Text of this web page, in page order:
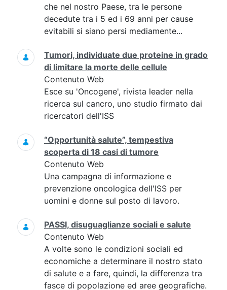
che nel nostro Paese, tra le persone
decedute tra i 5 ed i 69 anni per cause
evitabili si siano persi mediamente...
Tumori, individuate due proteine in grado
di limitare la morte delle cellule
Contenuto Web
Esce su 'Oncogene', rivista leader nella
ricerca sul cancro, uno studio firmato dai
ricercatori dell'ISS
“Opportunità salute”, tempestiva
scoperta di 18 casi di tumore
Contenuto Web
Una campagna di informazione e
prevenzione oncologica dell'ISS per
uomini e donne sul posto di lavoro.
PASSI, disuguaglianze sociali e salute
Contenuto Web
A volte sono le condizioni sociali ed
economiche a determinare il nostro stato
di salute e a fare, quindi, la differenza tra
fasce di popolazione ed aree geografiche.